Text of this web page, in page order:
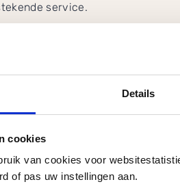
Details
cookies
van cookies voor
of pas uw instellingen aan.
service.
en werknemers. Zo begrijpt u